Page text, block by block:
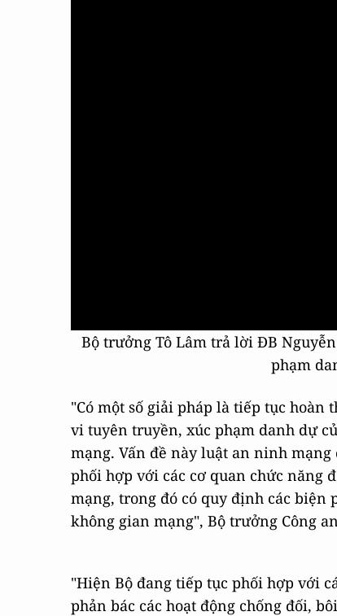
Bộ trưởng Tô Lâm trả lời ĐB
phạm
"Có một số giải pháp là tiếp tục
vi tuyên truyền, xúc phạm danh dự
mạng. Vấn đề này luật an ninh
phối hợp với các cơ quan chức năng
mạng, trong đó có quy định các
không gian mạng", Bộ trưởng Công
"Hiện Bộ đang tiếp tục phối hợp với
phản bác các hoạt động chống đối,